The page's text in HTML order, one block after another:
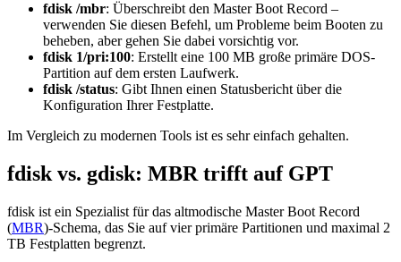
fdisk /mbr: Überschreibt den Master Boot Record –
verwenden Sie diesen Befehl, um Probleme beim Booten zu
beheben, aber gehen Sie dabei vorsichtig vor.
fdisk 1/pri:100: Erstellt eine 100 MB große primäre DOS-
Partition auf dem ersten Laufwerk.
fdisk /status: Gibt Ihnen einen Statusbericht über die
Konfiguration Ihrer Festplatte.
Im Vergleich zu modernen Tools ist es sehr einfach gehalten.
fdisk vs. gdisk: MBR trifft auf GPT
fdisk ist ein Spezialist für das altmodische Master Boot Record
(MBR)-Schema, das Sie auf vier primäre Partitionen und maximal 2
TB Festplatten begrenzt.